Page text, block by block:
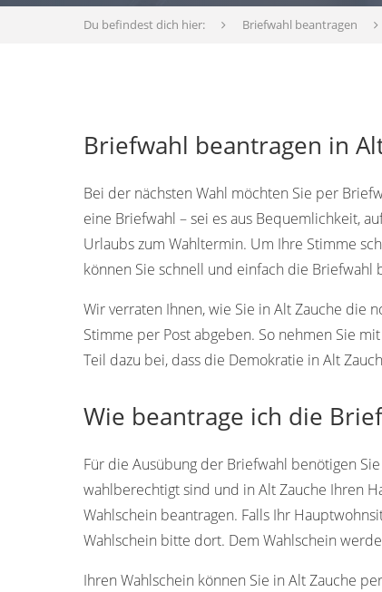
Du befindest dich hier: Briefwahl beantragen
Briefwahl beantragen in
Bei der nächsten Wahl möchten Sie per
eine Briefwahl – sei es aus Bequemlichkeit,
Urlaubs zum Wahltermin. Um Ihre Stimme
können Sie schnell und einfach die Briefwahl
Wir verraten Ihnen, wie Sie in Alt Zauche die
Stimme per Post abgeben. So nehmen Sie
Teil dazu bei, dass die Demokratie in Alt
Wie beantrage ich die
Für die Ausübung der Briefwahl benötigen
wahlberechtigt sind und in Alt Zauche Ihren
Wahlschein beantragen. Falls Ihr
Wahlschein bitte dort. Dem Wahlschein
Ihren Wahlschein können Sie in Alt Zauche